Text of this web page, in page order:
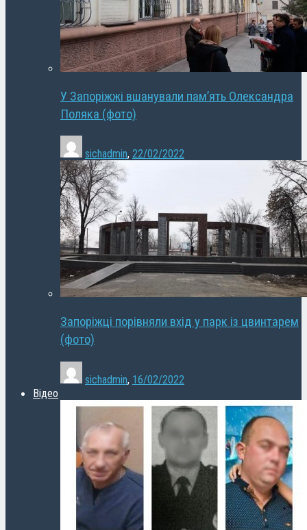
У Запоріжжі вшанували пам’ять Олександра
Поляка (фото)
sichadmin, 22/02/2022
Запоріжці порівняли вхід у парк із цвинтарем
(фото)
sichadmin, 16/02/2022
Відео